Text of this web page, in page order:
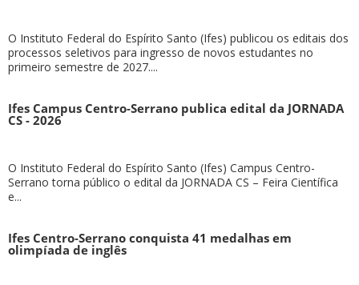
O Instituto Federal do Espírito Santo (Ifes) publicou os editais dos
processos seletivos para ingresso de novos estudantes no
primeiro semestre de 2027....
Ifes Campus Centro-Serrano publica edital da JORNADA
CS - 2026
O Instituto Federal do Espírito Santo (Ifes) Campus Centro-
Serrano torna público o edital da JORNADA CS – Feira Científica
e...
Ifes Centro-Serrano conquista 41 medalhas em
olimpíada de inglês